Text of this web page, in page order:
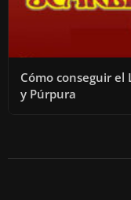
Cómo conseguir el
y Púrpura